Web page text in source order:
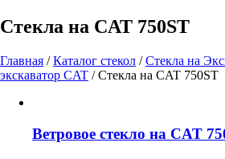
Стекла на CAT 750ST
Главная /Каталог стекол /Стекла на
экскаватор CAT /Стекла на CAT 750ST
Ветровое стекло на CAT